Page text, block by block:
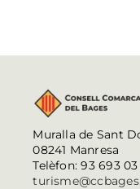
Muralla de Sant
08241 Manresa
Telèfon: 93 693